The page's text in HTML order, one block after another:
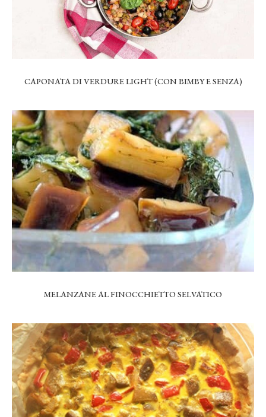
CAPONATA DI VERDURE LIGHT (CON BIMBY E SENZA)
MELANZANE AL FINOCCHIETTO SELVATICO